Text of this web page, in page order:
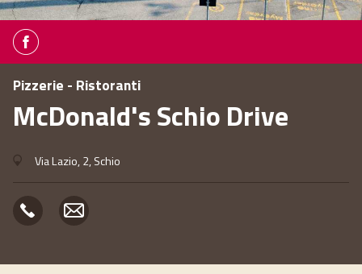
Pizzerie - Ristoranti
McDonald's Schio Drive
Via Lazio, 2, Schio